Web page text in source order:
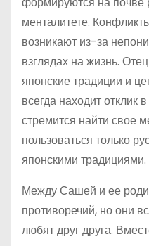
менталитете.
возникают из-за
взглядах на жизнь.
японские традиции и
всегда находит отклик
стремится найти свое
пользоваться только
японскими традициями.
Между Сашей и ее
противоречий, но они
любят друг друга.